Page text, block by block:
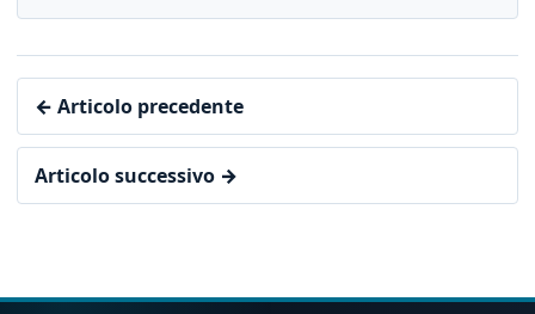
← Articolo precedente
Articolo successivo →